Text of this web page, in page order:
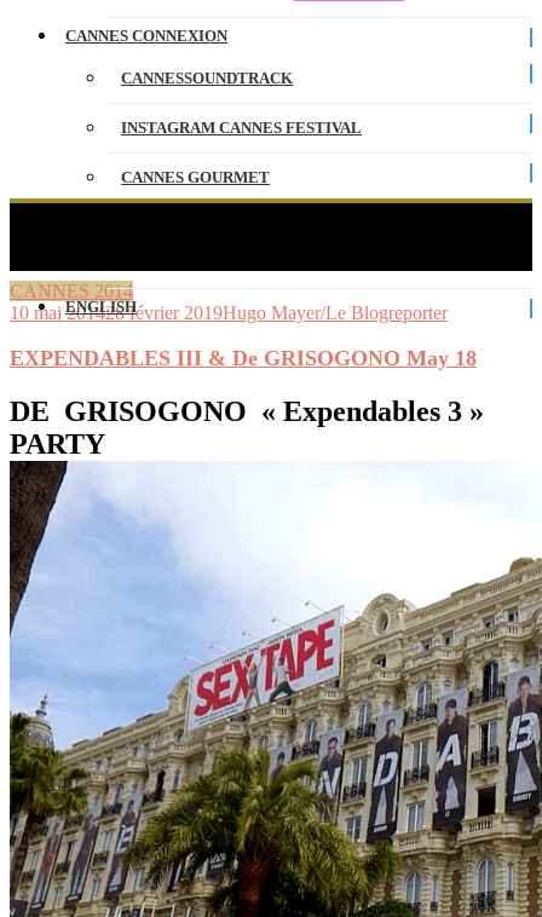
CANNES CONNEXION
CANNESSOUNDTRACK
INSTAGRAM CANNES FESTIVAL
CANNES GOURMET
ENGLISH
CANNES 2014
10 mai 201428 février 2019Hugo Mayer/Le Blogreporter
EXPENDABLES III & De GRISOGONO May 18
DE GRISOGONO « Expendables 3 »
PARTY